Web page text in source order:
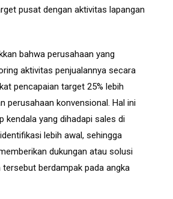
pusat dengan aktivitas lapangan
bahwa perusahaan yang
aktivitas penjualannya secara
pencapaian target 25% lebih
perusahaan konvensional. Hal ini
kendala yang dihadapi sales di
lebih awal, sehingga
dukungan atau solusi
berdampak pada angka